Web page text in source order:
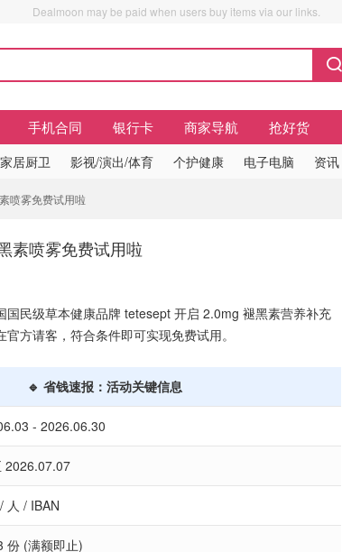
Dealmoon may be paid when users buy items via our links.
手机合同 银行卡 商家导航 抢好货
家居厨卫 影视/演出/体育 个护健康 电子电脑 资讯
喷雾免费试用啦
素喷雾免费试用啦
国民级草本健康品牌 tetesept 开启 2.0mg 褪黑素营养补充
方请客，符合条件即可实现免费试用。
🔹 省钱速报：活动关键信息
- 2026.06.30
2026.07.07
人 / IBAN
份 (满额即止)